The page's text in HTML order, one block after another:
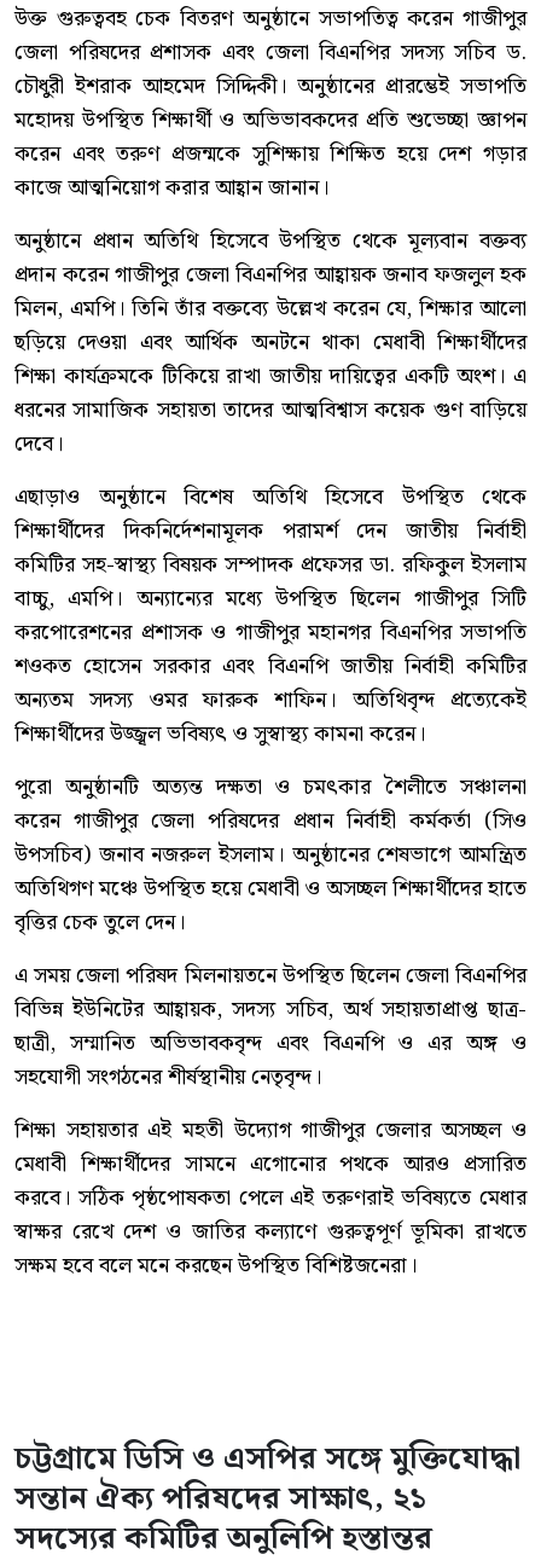
উক্ত গুরুত্ববহ চেক বিতরণ অনুষ্ঠানে সভাপতিত্ব করেন গাজীপুর
জেলা পরিষদের প্রশাসক এবং জেলা বিএনপির সদস্য সচিব ড.
চৌধুরী ইশরাক আহমেদ সিদ্দিকী। অনুষ্ঠানের প্রারম্ভেই সভাপতি
মহোদয় উপস্থিত শিক্ষার্থী ও অভিভাবকদের প্রতি শুভেচ্ছা জ্ঞাপন
করেন এবং তরুণ প্রজন্মকে সুশিক্ষায় শিক্ষিত হয়ে দেশ গড়ার
কাজে আত্মনিয়োগ করার আহ্বান জানান।
অনুষ্ঠানে প্রধান অতিথি হিসেবে উপস্থিত থেকে মূল্যবান বক্তব্য
প্রদান করেন গাজীপুর জেলা বিএনপির আহ্বায়ক জনাব ফজলুল হক
মিলন, এমপি। তিনি তাঁর বক্তব্যে উল্লেখ করেন যে, শিক্ষার আলো
ছড়িয়ে দেওয়া এবং আর্থিক অনটনে থাকা মেধাবী শিক্ষার্থীদের
শিক্ষা কার্যক্রমকে টিকিয়ে রাখা জাতীয় দায়িত্বের একটি অংশ। এ
ধরনের সামাজিক সহায়তা তাদের আত্মবিশ্বাস কয়েক গুণ বাড়িয়ে
দেবে।
এছাড়াও অনুষ্ঠানে বিশেষ অতিথি হিসেবে উপস্থিত থেকে
শিক্ষার্থীদের দিকনির্দেশনামূলক পরামর্শ দেন জাতীয় নির্বাহী
কমিটির সহ-স্বাস্থ্য বিষয়ক সম্পাদক প্রফেসর ডা. রফিকুল ইসলাম
বাচ্চু, এমপি। অন্যান্যের মধ্যে উপস্থিত ছিলেন গাজীপুর সিটি
করপোরেশনের প্রশাসক ও গাজীপুর মহানগর বিএনপির সভাপতি
শওকত হোসেন সরকার এবং বিএনপি জাতীয় নির্বাহী কমিটির
অন্যতম সদস্য ওমর ফারুক শাফিন। অতিথিবৃন্দ প্রত্যেকেই
শিক্ষার্থীদের উজ্জ্বল ভবিষ্যৎ ও সুস্বাস্থ্য কামনা করেন।
পুরো অনুষ্ঠানটি অত্যন্ত দক্ষতা ও চমৎকার শৈলীতে সঞ্চালনা
করেন গাজীপুর জেলা পরিষদের প্রধান নির্বাহী কর্মকর্তা (সিও
উপসচিব) জনাব নজরুল ইসলাম। অনুষ্ঠানের শেষভাগে আমন্ত্রিত
অতিথিগণ মঞ্চে উপস্থিত হয়ে মেধাবী ও অসচ্ছল শিক্ষার্থীদের হাতে
বৃত্তির চেক তুলে দেন।
এ সময় জেলা পরিষদ মিলনায়তনে উপস্থিত ছিলেন জেলা বিএনপির
বিভিন্ন ইউনিটের আহ্বায়ক, সদস্য সচিব, অর্থ সহায়তাপ্রাপ্ত ছাত্র-
ছাত্রী, সম্মানিত অভিভাবকবৃন্দ এবং বিএনপি ও এর অঙ্গ ও
সহযোগী সংগঠনের শীর্ষস্থানীয় নেতৃবৃন্দ।
শিক্ষা সহায়তার এই মহতী উদ্যোগ গাজীপুর জেলার অসচ্ছল ও
মেধাবী শিক্ষার্থীদের সামনে এগোনোর পথকে আরও প্রসারিত
করবে। সঠিক পৃষ্ঠপোষকতা পেলে এই তরুণরাই ভবিষ্যতে মেধার
স্বাক্ষর রেখে দেশ ও জাতির কল্যাণে গুরুত্বপূর্ণ ভূমিকা রাখতে
সক্ষম হবে বলে মনে করছেন উপস্থিত বিশিষ্টজনেরা।
চট্টগ্রামে ডিসি ও এসপির সঙ্গে মুক্তিযোদ্ধা
সন্তান ঐক্য পরিষদের সাক্ষাৎ, ২১
সদস্যের কমিটির অনুলিপি হস্তান্তর